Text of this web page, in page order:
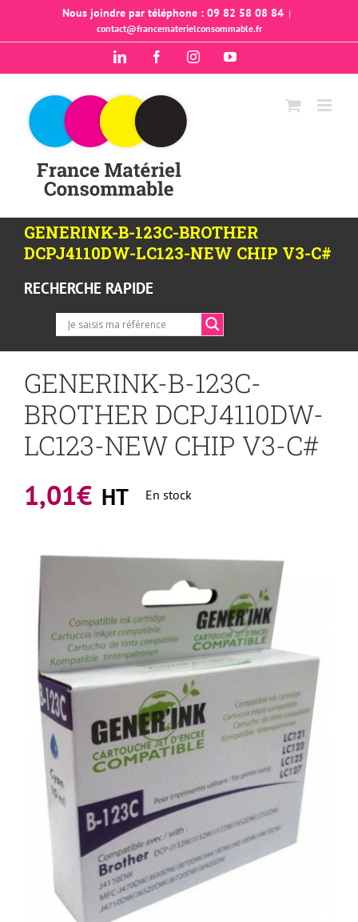
Nous joindre par téléphone : 09 82 58 08 84 |
contact@francematerielconsommable.fr
LinkedIn FacebookInstagramYouTube
GENERINK-B-123C-BROTHER
DCPJ4110DW-LC123-NEW CHIP V3-C#
RECHERCHE RAPIDE
GENERINK-B-123C-
BROTHER DCPJ4110DW-
LC123-NEW CHIP V3-C#
1,01€ HT En stock